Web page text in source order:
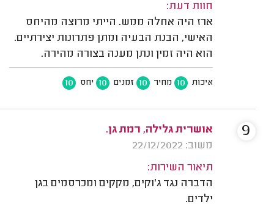
חוות דעת:
ארז היה אחלה ממש. הייתי מרוצה מהיחס
האישי, הבנת הבעיה ומתן פתרונות יצירתיים.
הוא היה זמין ונתן מענה בצורה מהירה.
איכות 10 מחיר 10 זמנים 10 יחס 10
אושרית גלילה, רמת גן.
משוב: 22/12/2022
תיאור השירות:
הדברה נגד ג'וקים, מקקים ומכרסמים בגן
ילדים.
9